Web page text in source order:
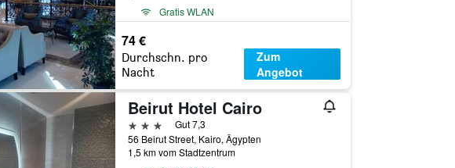
Gratis WLAN
74 €
Durchschn. pro
Nacht
Zum
Angebot
Beirut Hotel Cairo
3 Sterne
Gut 7,3
56 Beirut Street, Kairo, Ägypten
1,5 km vom Stadtzentrum